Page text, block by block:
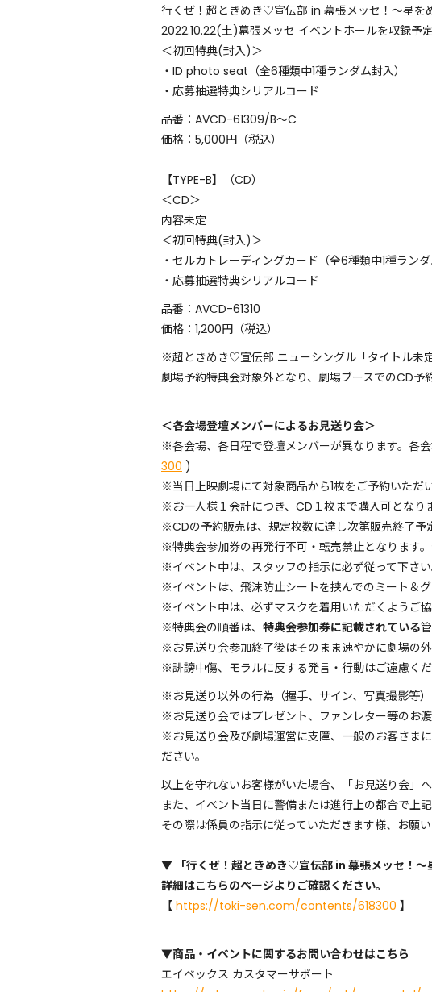
行くぜ！超ときめき♡宣伝部 in 幕張メッセ！〜星を
2022.10.22(土)幕張メッセ イベントホールを収録予
＜初回特典(封入)＞
・ID photo seat（全6種類中1種ランダム封入）
・応募抽選特典シリアルコード
品番：AVCD-61309/B～C
価格：5,000円（税込）
【TYPE-B】（CD）
＜CD＞
内容未定
＜初回特典(封入)＞
・セルカトレーディングカード（全6種類中1種ランダ
・応募抽選特典シリアルコード
品番：AVCD-61310
価格：1,200円（税込）
※超ときめき♡宣伝部 ニューシングル「タイトル
劇場予約特典会対象外となり、劇場ブースでのCD予
＜各会場登壇メンバーによるお見送り会＞
※各会場、各日程で登壇メンバーが異なります。各
300 )
※当日上映劇場にて対象商品から1枚をご予約いただ
※お一人様１会計につき、CD１枚まで購入可となり
※CDの予約販売は、規定枚数に達し次第販売終了予
※特典会参加券の再発行不可・転売禁止となります
※イベント中は、スタッフの指示に必ず従って下さい
※イベントは、飛沫防止シートを挟んでのミート＆グ
※イベント中は、必ずマスクを着用いただくようご協
※特典会の順番は、 特典会参加券に記載されている
※お見送り会参加終了後はそのまま速やかに劇場の外
※誹謗中傷、モラルに反する発言・行動はご遠慮くだ
※お見送り以外の行為（握手、サイン、写真撮影等
※お見送り会ではプレゼント、ファンレター等のお
※お見送り会及び劇場運営に支障、一般のお客さま
ださい。
以上を守れないお客様がいた場合、「お見送り会」
また、イベント当日に警備または進行上の都合で上
その際は係員の指示に従っていただきます様、お願い
▼ 「行くぜ！超ときめき♡宣伝部 in 幕張メッセ！〜
詳細はこちらのページよりご確認ください。
【 https://toki-sen.com/contents/618300 】
▼商品・イベントに関するお問い合わせはこちら
エイベックス カスタマーサポート